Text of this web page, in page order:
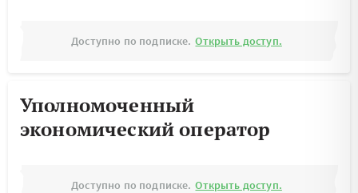
Доступно по подписке. Открыть доступ.
Уполномоченный
экономический оператор
Доступно по подписке. Открыть доступ.